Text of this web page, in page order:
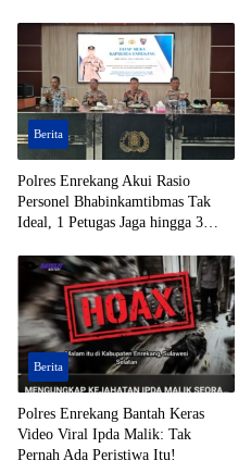
Berita
Polres Enrekang Akui Rasio
Personel Bhabinkamtibmas Tak
Ideal, 1 Petugas Jaga hingga 3
Berita
Polres Enrekang Bantah Keras
Video Viral Ipda Malik: Tak
Pernah Ada Peristiwa Itu!